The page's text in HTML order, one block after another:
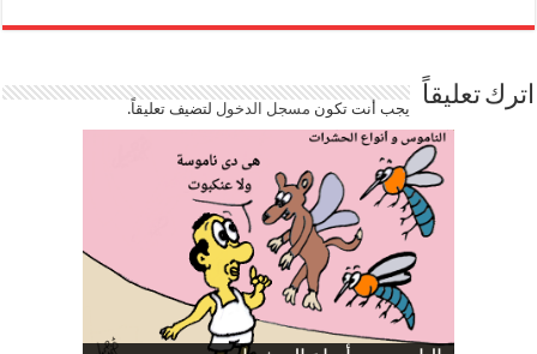
اترك تعليقاً يجب أنت تكون مسجل الدخوللتضيف تعليقاً.